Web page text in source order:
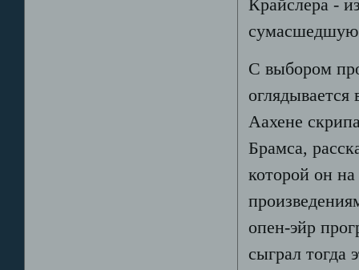
Крайслера -
сумасшедшую
С выбором
Аахене
Брамса,
которой он
опен-эйр
сыграл тогда